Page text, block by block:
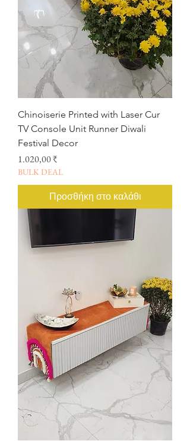
Chinoiserie Printed with Laser Cur
TV Console Unit Runner Diwali
Festival Decor
Τιμή
1.020,00 ₹
BULK DEAL
Προσθήκη στο καλάθι